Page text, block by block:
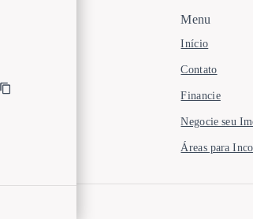
Menu
Início
Contato
Financie
Negocie seu
Áreas para